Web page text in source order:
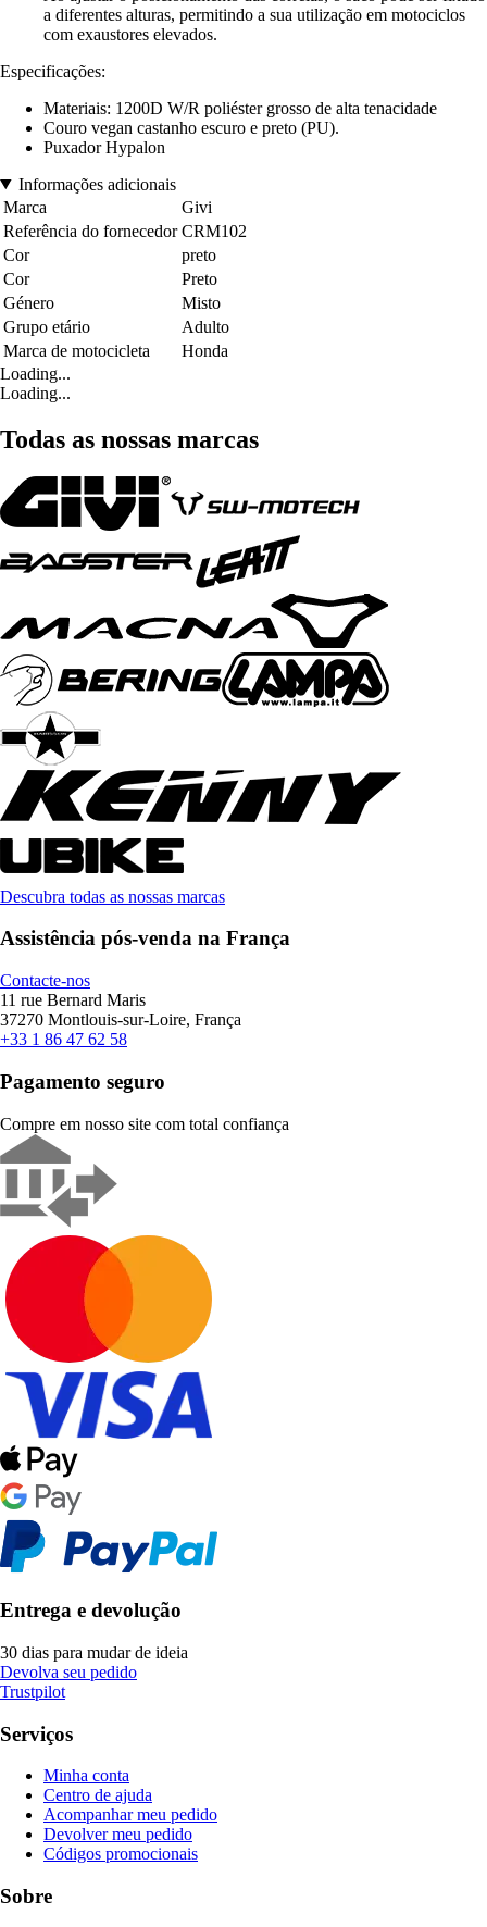
a diferentes alturas, permitindo a sua utilização em motociclos
com exaustores elevados.
Especificações:
Materiais: 1200D W/R poliéster grosso de alta tenacidade
Couro vegan castanho escuro e preto (PU).
Puxador Hypalon
Informações adicionais
Marca
Givi
Referência do fornecedor CRM102
Cor
preto
Cor
Preto
Género
Misto
Grupo etário
Adulto
Marca de motocicleta
Honda
Loading...
Loading...
Todas as nossas marcas
Descubra todas as nossas marcas
Assistência pós-venda na França
Contacte-nos
11 rue Bernard Maris
37270 Montlouis-sur-Loire, França
+33 1 86 47 62 58
Pagamento seguro
Compre em nosso site com total confiança
Entrega e devolução
30 dias para mudar de ideia
Devolva seu pedido
Trustpilot
Serviços
Minha conta
Centro de ajuda
Acompanhar meu pedido
Devolver meu pedido
Códigos promocionais
Sobre